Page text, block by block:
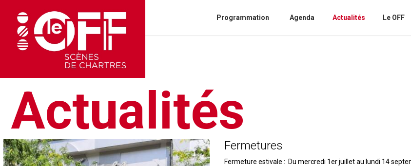
Programmation Agenda Actualités Le OFF
Actualités
Fermetures
Fermeture estivale : Du mercredi 1er juillet au lundi 14